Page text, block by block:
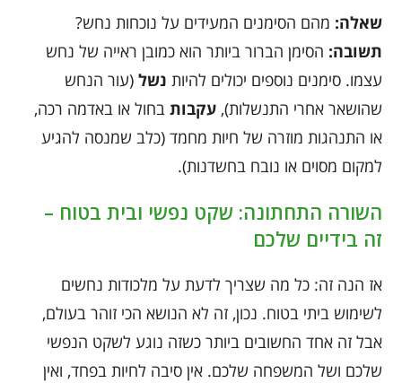
שאלה: מהם הסימנים המעידים על נוכחות נחש?
תשובה: הסימן הברור ביותר הוא כמובן ראייה של נחש
עצמו. סימנים נוספים יכולים להיות נשל (עור הנחש
שהושאר אחרי התנשלות),עקבות בחול או באדמה רכה,
או התנהגות מוזרה של חיות מחמד (כלב שמנסה להגיע
למקום מסוים או נובח בחשדנות).
השורה התחתונה: שקט נפשי ובית בטוח –
זה בידיים שלכם
אז הנה זה: כל מה שצריך לדעת על מלכודות נחשים
לשימוש ביתי בטוח. נכון, זה לא הנושא הכי זוהר בעולם,
אבל זה אחד החשובים ביותר כשזה נוגע לשקט הנפשי
שלכם ושל המשפחה שלכם. אין סיבה לחיות בפחד, ואין